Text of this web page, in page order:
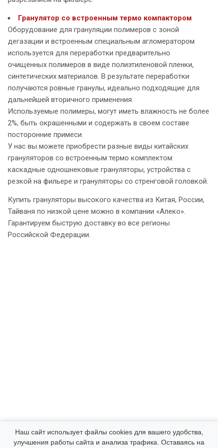
Гранулятор со встроенным термо компактором
Оборудование для грануляции полимеров с зоной
дегазации и встроенным специальным агломератором
используется для переработки предварительно
очищенных полимеров в виде полиэтиленовой пленки,
синтетических материалов. В результате переработки
получаются ровные гранулы, идеально подходящие для
дальнейшей вторичного применения.
Используемые полимеры, могут иметь влажность не более
2%, быть окрашенными и содержать в своем составе
посторонние примеси.
У нас вы можете приобрести разные виды китайских
грануляторов со встроенным термо комплектом:
каскадные одношнековые грануляторы, устройства с
резкой на фильере и грануляторы со стренговой головкой.
Купить грануляторы высокого качества из Китая, России,
Тайваня по низкой цене можно в компании «Алеко».
Гарантируем быструю доставку во все регионы
Российской Федерации.
Компания
Наш сайт использует файлы cookies для вашего удобства,
улучшения работы сайта и анализа трафика. Оставаясь на